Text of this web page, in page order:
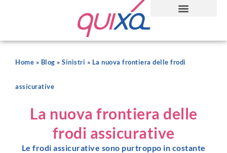
Home » Blog » Sinistri » La nuova frontiera delle frodi
assicurative
La nuova frontiera delle
frodi assicurative
Le frodi assicurative sono purtroppo in costante